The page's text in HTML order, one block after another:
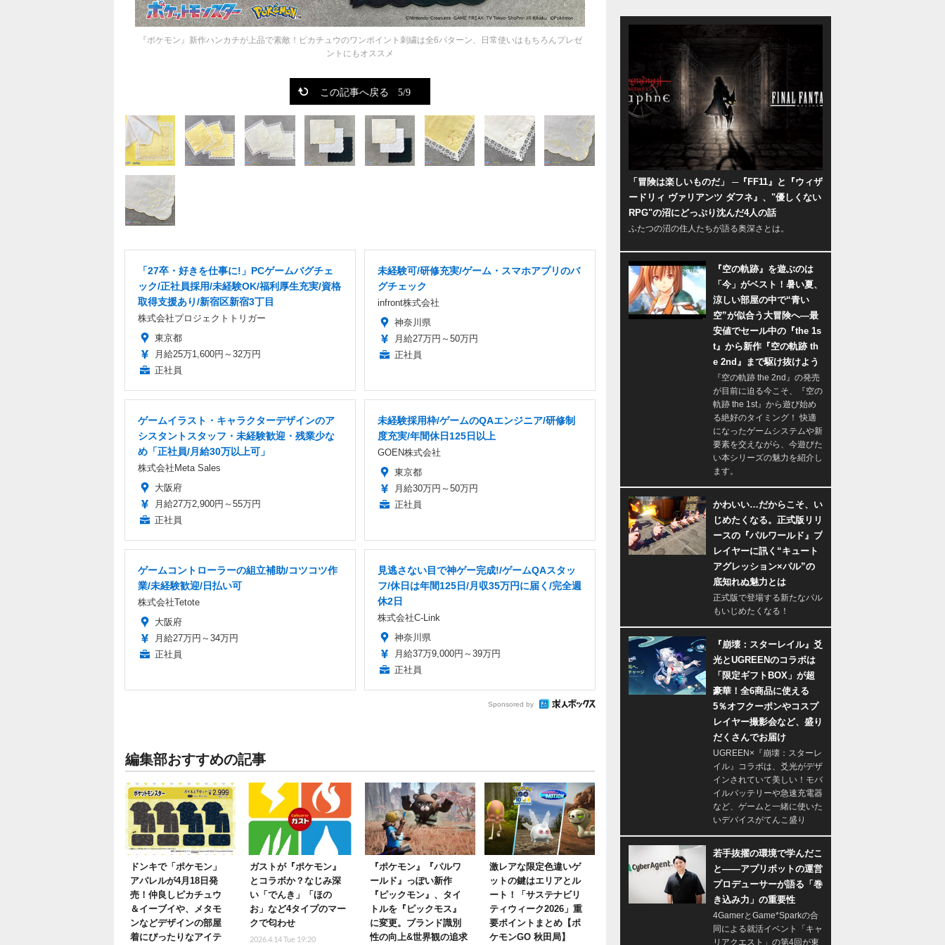
『ポケモン』新作ハンカチが上品で素敵！ピカチュウのワンポイント刺繍は全6パターン、日常使いはもちろんプレゼ
ントにもオススメ
この記事へ戻る 5/9
「27卒・好きを仕事に!」PCゲームバグチェ
ック/正社員採用/未経験OK/福利厚生充実/資格
取得支援あり/新宿区新宿3丁目
株式会社プロジェクトトリガー
東京都
月給25万1,600円～32万円
正社員
未経験可/研修充実/ゲーム・スマホアプリのバ
グチェック
infront株式会社
神奈川県
月給27万円～50万円
正社員
ゲームイラスト・キャラクターデザインのア
シスタントスタッフ・未経験歓迎・残業少な
め「正社員/月給30万以上可」
株式会社Meta Sales
大阪府
月給27万2,900円～55万円
正社員
未経験採用枠/ゲームのQAエンジニア/研修制
度充実/年間休日125日以上
GOEN株式会社
東京都
月給30万円～50万円
正社員
ゲームコントローラーの組立補助/コツコツ作
業/未経験歓迎/日払い可
株式会社Tetote
大阪府
月給27万円～34万円
正社員
見逃さない目で神ゲー完成!/ゲームQAスタッ
フ/休日は年間125日/月収35万円に届く/完全週
休2日
株式会社C-Link
神奈川県
月給37万9,000円～39万円
正社員
Sponsored by
編集部おすすめの記事
ドンキで「ポケモン」
アパレルが4月18日発
売！仲良しピカチュウ
＆イーブイや、メタモ
ンなどデザインの部屋
着にぴったりなアイテ
ガストが『ポケモン』
とコラボか？なじみ深
い「でんき」「ほの
お」など4タイプのマー
クで匂わせ
2026.4.14 Tue 19:20
『ポケモン』『パルワ
ールド』っぽい新作
『ピックモン』、タイ
トルを『ピックモス』
に変更。ブランド識別
性の向上&世界観の追求
激レアな限定色違いゲ
ットの鍵はエリアとル
ート！「サステナビリ
ティウィーク2026」重
要ポイントまとめ【ポ
ケモンGO 秋田局】
「冒険は楽しいものだ」 ─『FF11』と『ウィザ
ードリィ ヴァリアンツ ダフネ』、"優しくない
RPG"の沼にどっぷり沈んだ4人の話
ふたつの沼の住人たちが語る奥深さとは。
『空の軌跡』を遊ぶのは
「今」がベスト！暑い夏、
涼しい部屋の中で“青い
空”が似合う大冒険へ―最
安値でセール中の『the 1s
t』から新作『空の軌跡 th
e 2nd』まで駆け抜けよう
『空の軌跡 the 2nd』の発売
が目前に迫る今こそ、『空の
軌跡 the 1st』から遊び始め
る絶好のタイミング！ 快適
になったゲームシステムや新
要素を交えながら、今遊びた
い本シリーズの魅力を紹介し
ます。
かわいい…だからこそ、い
じめたくなる。正式版リリ
ースの『パルワールド』プ
レイヤーに訊く“キュート
アグレッション×パル”の
底知れぬ魅力とは
正式版で登場する新たなパル
もいじめたくなる！
『崩壊：スターレイル』爻
光とUGREENのコラボは
「限定ギフトBOX」が超
豪華！全6商品に使える
5％オフクーポンやコスプ
レイヤー撮影会など、盛り
だくさんでお届け
UGREEN×『崩壊：スターレ
イル』コラボは、爻光がデザ
インされていて美しい！モバ
イルバッテリーや急速充電器
など、ゲームと一緒に使いた
いデバイスがてんこ盛り
若手抜擢の環境で学んだこ
と――アプリボットの運営
プロデューサーが語る「巻
き込み力」の重要性
4GamerとGame*Sparkの合
同による就活イベント「キャ
リアクエスト」の第4回が東